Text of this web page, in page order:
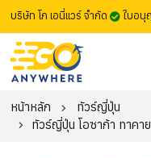
บริษัท โก เอนี่แวร์ จำกัด ใบอนุ
หน้าหลัก
ทัวร์ญี่ปุ่น
ทัวร์ญี่ปุ่น โอซาก้า ทาคา